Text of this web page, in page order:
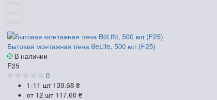
Бытовая монтажная пена BeLife, 500 мл (F25)
В наличии
F25
0
1-11 шт 130.68 ₴
от 12 шт 117.60 ₴